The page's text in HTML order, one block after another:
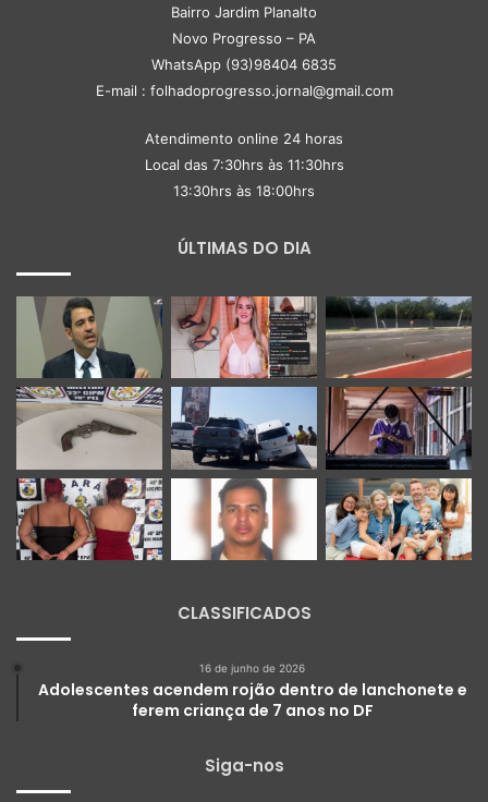
Bairro Jardim Planalto
Novo Progresso – PA
WhatsApp (93)98404 6835
E-mail : folhadoprogresso.jornal@gmail.com
Atendimento online 24 horas
Local das 7:30hrs às 11:30hrs
13:30hrs às 18:00hrs
ÚLTIMAS DO DIA
CLASSIFICADOS
16 de junho de 2026
Adolescentes acendem rojão dentro de lanchonete e
ferem criança de 7 anos no DF
Siga-nos